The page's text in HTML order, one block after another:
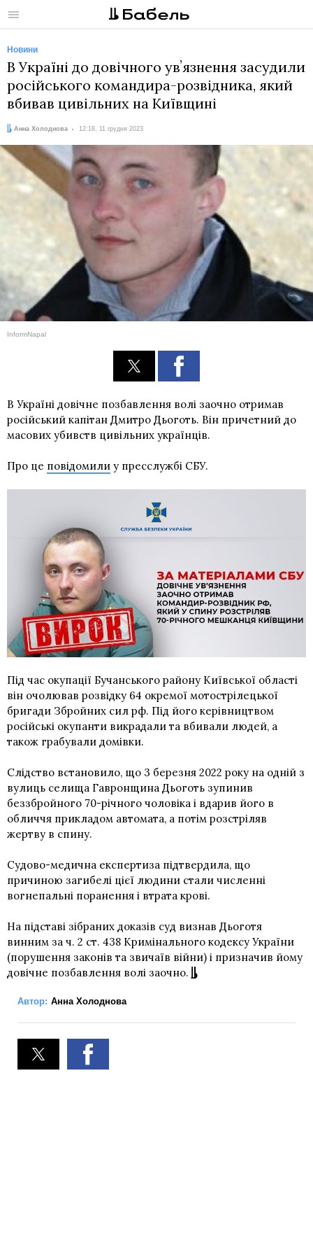
Меню
Новини
В Україні до довічного увʼязнення засудили
російського командира-розвідника, який
вбивав цивільних на Київщині
Автор:
Анна Холоднова
Дата: 12:18, 11 грудня 2023
InformNapal
В Україні довічне позбавлення волі заочно отримав
російський капітан Дмитро Дьоготь. Він причетний до
масових убивств цивільних українців.
Про це повідомили у пресслужбі СБУ.
Під час окупації Бучанського району Київської області
він очолював розвідку 64 окремої мотострілецької
бригади Збройних сил рф. Під його керівництвом
російські окупанти викрадали та вбивали людей, а
також грабували домівки.
Слідство встановило, що 3 березня 2022 року на одній з
вулиць селища Гавронщина Дьоготь зупинив
беззбройного 70-річного чоловіка і вдарив його в
обличчя прикладом автомата, а потім розстріляв
жертву в спину.
Судово-медична експертиза підтвердила, що
причиною загибелі цієї людини стали численні
вогнепальні поранення і втрата крові.
На підставі зібраних доказів суд визнав Дьоготя
винним за ч. 2 ст. 438 Кримінального кодексу України
(порушення законів та звичаїв війни) і призначив йому
довічне позбавлення волі заочно.
Автор: Анна Холоднова